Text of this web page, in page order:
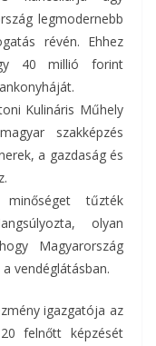
legmodernebb
révén. Ehhez
40 millió forint
Kulináris Műhely
szakképzés
a gazdaság és
tűzték
olyan
Magyarország
vendéglátásban.
igazgatója az
felnőtt képzését